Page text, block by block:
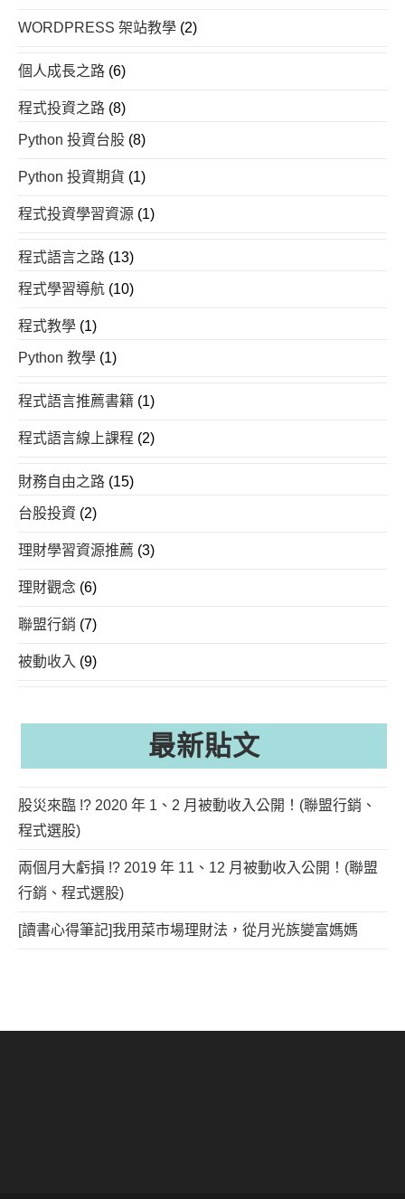
WORDPRESS 架站教學 (2)
個人成長之路 (6)
程式投資之路 (8)
Python 投資台股 (8)
Python 投資期貨 (1)
程式投資學習資源 (1)
程式語言之路 (13)
程式學習導航 (10)
程式教學 (1)
Python 教學 (1)
程式語言推薦書籍 (1)
程式語言線上課程 (2)
財務自由之路 (15)
台股投資 (2)
理財學習資源推薦 (3)
理財觀念 (6)
聯盟行銷 (7)
被動收入 (9)
最新貼文
股災來臨 !? 2020 年 1、2 月被動收入公開！(聯盟行銷、
程式選股)
兩個月大虧損 !? 2019 年 11、12 月被動收入公開！(聯盟
行銷、程式選股)
[讀書心得筆記]我用菜市場理財法，從月光族變富媽媽